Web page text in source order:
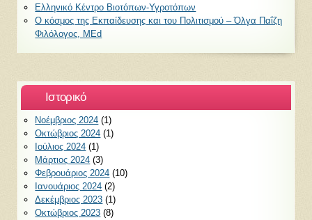
Ελληνικό Κέντρο Βιοτόπων-Υγροτόπων
Ο κόσμος της Εκπαίδευσης και του Πολιτισμού – Όλγα Παΐζη
Φιλόλογος, ΜEd
Ιστορικό
Νοέμβριος 2024 (1)
Οκτώβριος 2024 (1)
Ιούλιος 2024 (1)
Μάρτιος 2024 (3)
Φεβρουάριος 2024 (10)
Ιανουάριος 2024 (2)
Δεκέμβριος 2023 (1)
Οκτώβριος 2023 (8)